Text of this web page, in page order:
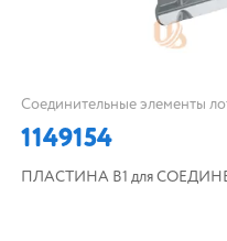
Соединительные элементы
1149154
ПЛАСТИНА B1 для